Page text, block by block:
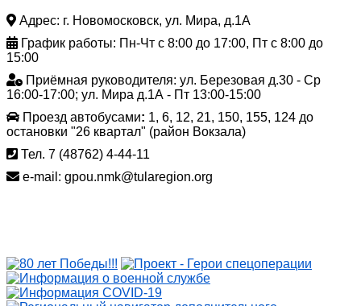
Адрес: г. Новомосковск, ул. Мира, д.1А
График работы: Пн-Чт с 8:00 до 17:00, Пт с 8:00 до
15:00
Приёмная руководителя: ул. Березовая д.30 - Ср
16:00-17:00; ул. Мира д.1А - Пт 13:00-15:00
Проезд автобусами: 1, 6, 12, 21, 150, 155, 124 до
остановки "26 квартал" (район Вокзала)
Тел. 7 (48762) 4-44-11
e-mail: gpou.nmk@tularegion.org